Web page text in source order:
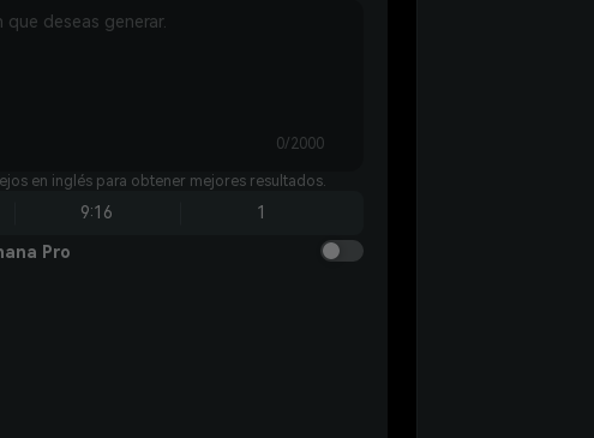
0/2000
en inglés para obtener mejores resultados.
9:16 1
Pro